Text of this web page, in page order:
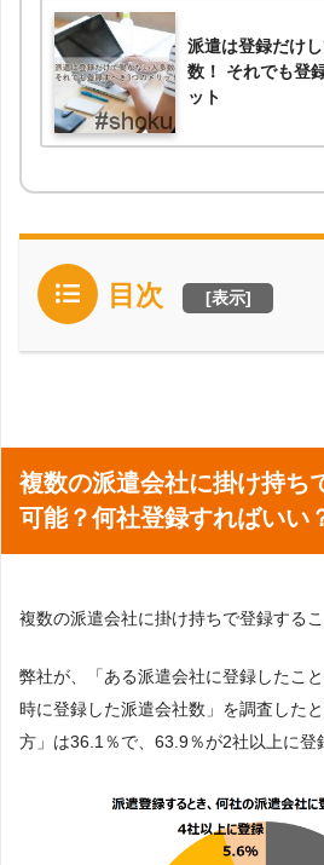
派遣は登録だけ
数！ それでも登
ット
目次 [表示]
複数の派遣会社に掛け持ち
可能？何社登録すればいい
複数の派遣会社に掛け持ちで登録するこ
弊社が、「ある派遣会社に登録したこ
時に登録した派遣会社数」を調査した
方」は36.1％で、63.9％が2社以上に登